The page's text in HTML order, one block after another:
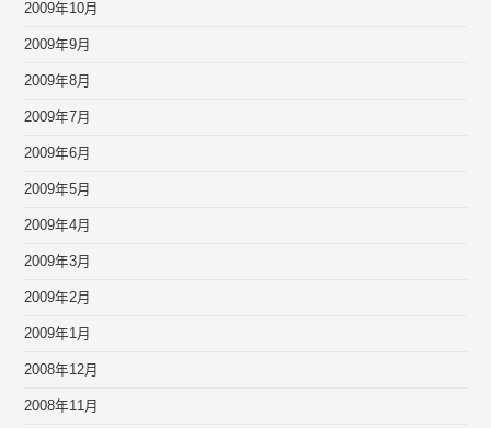
2009年10月
2009年9月
2009年8月
2009年7月
2009年6月
2009年5月
2009年4月
2009年3月
2009年2月
2009年1月
2008年12月
2008年11月